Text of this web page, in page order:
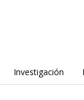
Investigación